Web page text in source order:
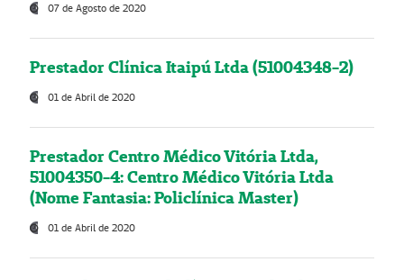
07 de Agosto de 2020
Prestador Clínica Itaipú Ltda (51004348-2)
01 de Abril de 2020
Prestador Centro Médico Vitória Ltda,
51004350-4: Centro Médico Vitória Ltda
(Nome Fantasia: Policlínica Master)
01 de Abril de 2020